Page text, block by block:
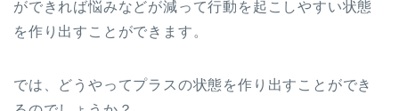
ができれば悩みなどが減って行動を起こしやすい状態
を作り出すことができます。
では、どうやってプラスの状態を作り出すことができ